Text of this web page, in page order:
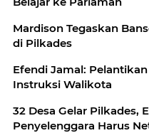
Mardison Tegaskan
di Pilkades
Efendi Jamal:
Instruksi Walikota
32 Desa Gelar Pilkades,
Penyelenggara Harus